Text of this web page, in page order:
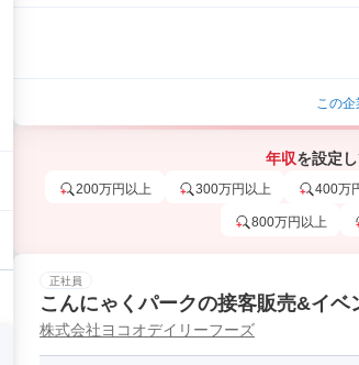
この
年収を設定
200万円以上 300万円以上 400万
800万円以上
正社員
こんにゃくパークの接客販売&イベ
株式会社ヨコオデイリーフーズ